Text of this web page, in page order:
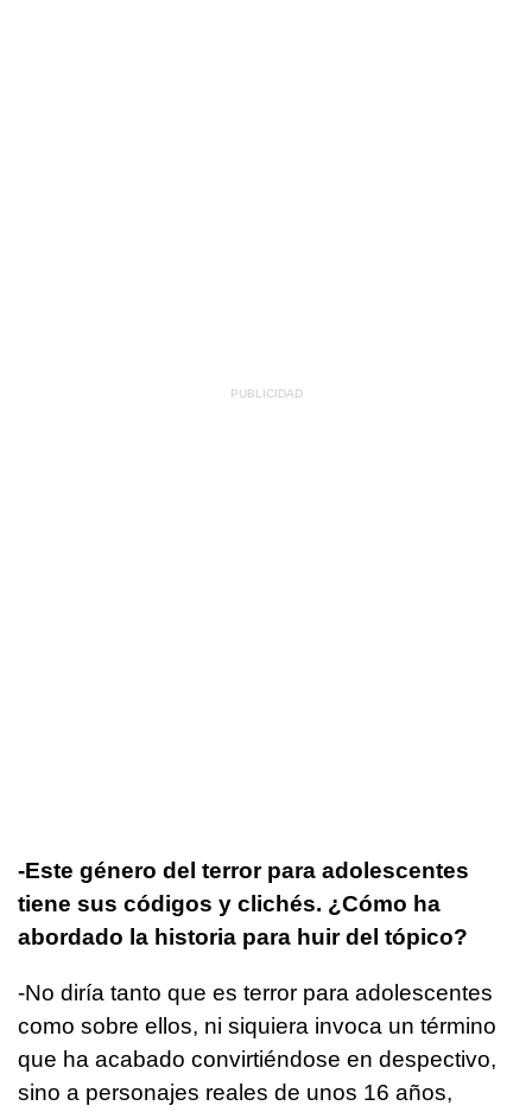
-Este género del terror para adolescentes
tiene sus códigos y clichés. ¿Cómo ha
abordado la historia para huir del tópico?
-No diría tanto que es terror para adolescentes
como sobre ellos, ni siquiera invoca un término
que ha acabado convirtiéndose en despectivo,
sino a personajes reales de unos 16 años,